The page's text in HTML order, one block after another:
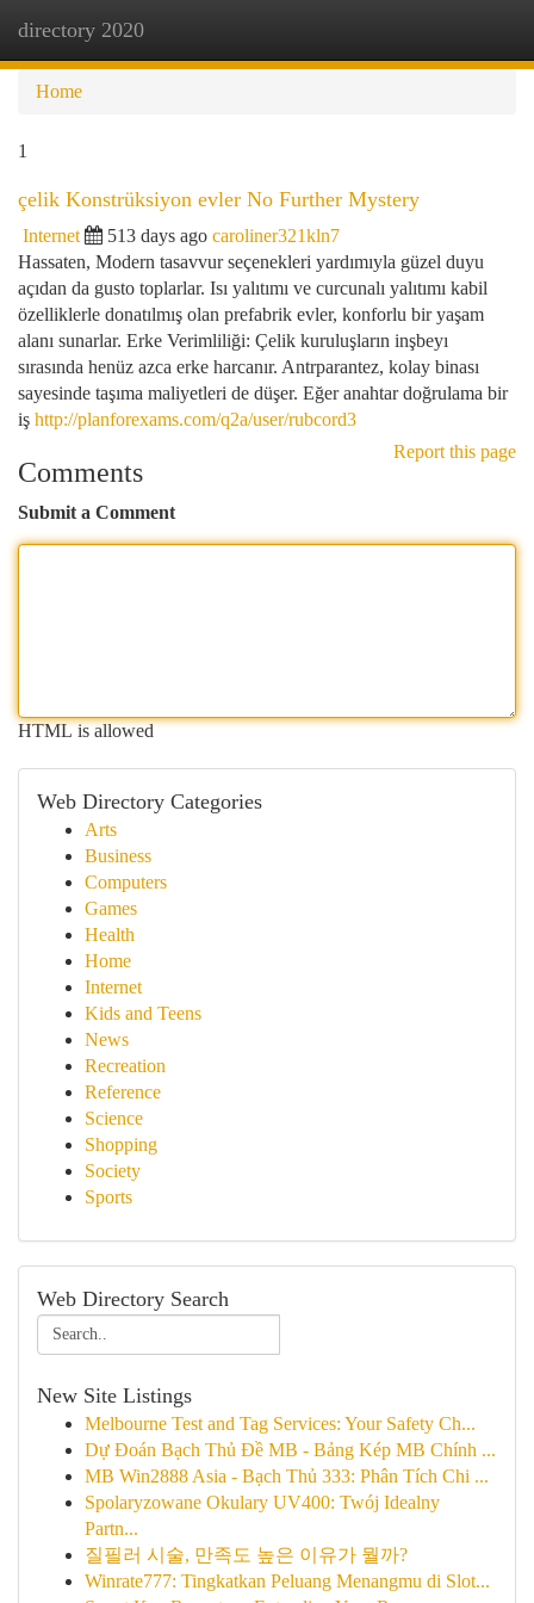
directory 2020
Home
1
çelik Konstrüksiyon evler No Further Mystery
Internet 513 days ago caroliner321kln7
Hassaten, Modern tasavvur seçenekleri yardımıyla güzel duyu
açıdan da gusto toplarlar. Isı yalıtımı ve curcunalı yalıtımı kabil
özelliklerle donatılmış olan prefabrik evler, konforlu bir yaşam
alanı sunarlar. Erke Verimliliği: Çelik kuruluşların inşbeyı
sırasında henüz azca erke harcanır. Antrparantez, kolay binası
sayesinde taşıma maliyetleri de düşer. Eğer anahtar doğrulama bir
iş http://planforexams.com/q2a/user/rubcord3
Report this page
Comments
Submit a Comment
HTML is allowed
Web Directory Categories
Arts
Business
Computers
Games
Health
Home
Internet
Kids and Teens
News
Recreation
Reference
Science
Shopping
Society
Sports
Web Directory Search
New Site Listings
Melbourne Test and Tag Services: Your Safety Ch...
Dự Đoán Bạch Thủ Đề MB - Bảng Kép MB Chính ...
MB Win2888 Asia - Bạch Thủ 333: Phân Tích Chi ...
Spolaryzowane Okulary UV400: Twój Idealny
Partn...
질필러 시술, 만족도 높은 이유가 뭘까?
Winrate777: Tingkatkan Peluang Menangmu di Slot...